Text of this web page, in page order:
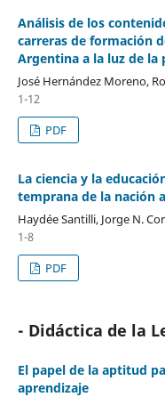
Análisis de los
carreras de formación
Argentina a la luz de
José Hernández Moreno,
1-12
PDF
La ciencia y la
temprana de la nación
Haydée Santilli, Jorge N.
1-8
PDF
- Didáctica de la
El papel de la aptitud
aprendizaje